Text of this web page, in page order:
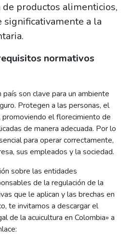
productos alimenticios,
significativamente a la
normativos
país son clave para un ambiente
Protegen a las personas, el
promoviendo el florecimiento de
de manera adecuada. Por lo
para operar correctamente,
sus empleados y la sociedad.
sobre las entidades
de la regulación de la
que le aplican y las brechas en
te invitamos a descargar el
de la acuicultura en Colombia» a